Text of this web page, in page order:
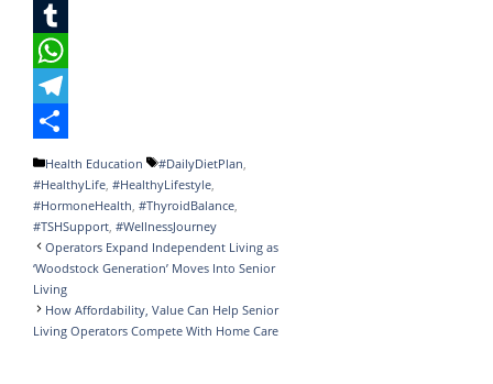
e
b
o
o
k
w
t
e
r
n
k
e
d
I
n
T
u
m
b
l
r
W
h
a
t
s
A
p
p
T
e
l
e
g
r
a
S
h
a
r
e
Categories
Health Education Tags
#DailyDietPlan
#HealthyLife #HealthyLifestyle
#HormoneHealth #ThyroidBalance
#TSHSupport #WellnessJourney
Operators Expand Independent Living as
‘Woodstock Generation’ Moves Into Senior
Living
How Affordability, Value Can Help Senior
Living Operators Compete With Home Care